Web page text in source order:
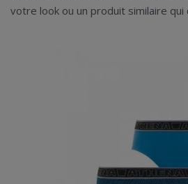
votre look ou un produit similaire qui